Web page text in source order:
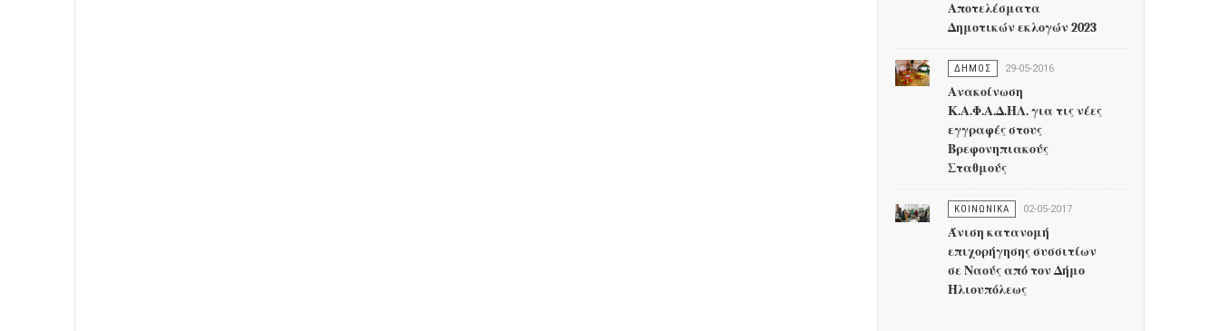
Αποτελέσματα
Δημοτικών εκλογών 2023
ΔΗΜΟΣ 29-05-2016
Ανακοίνωση
Κ.Α.Φ.Α.Δ.ΗΛ. για τις νέες
εγγραφές στους
Βρεφονηπιακούς
Σταθμούς
ΚΟΙΝΩΝΙΚΑ 02-05-2017
Άνιση κατανομή
επιχορήγησης συσσιτίων
σε Ναούς από τον Δήμο
Ηλιουπόλεως